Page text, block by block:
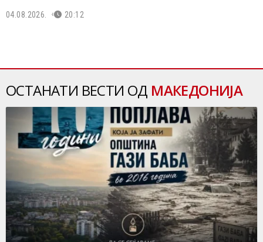
04.08.2026. 20:12
ОСТАНАТИ ВЕСТИ ОД МАКЕДОНИЈА